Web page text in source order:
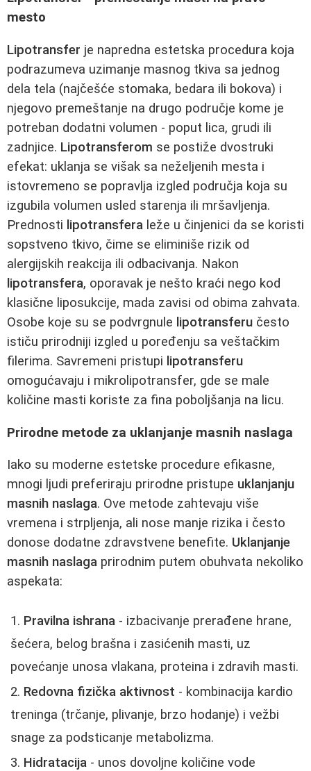
mesto
Lipotransfer je napredna estetska procedura koja
podrazumeva uzimanje masnog tkiva sa jednog
dela tela (najčešće stomaka, bedara ili bokova) i
njegovo premeštanje na drugo područje kome je
potreban dodatni volumen - poput lica, grudi ili
zadnjice. Lipotransferom se postiže dvostruki
efekat: uklanja se višak sa neželjenih mesta i
istovremeno se popravlja izgled područja koja su
izgubila volumen usled starenja ili mršavljenja.
Prednosti lipotransfera leže u činjenici da se koristi
sopstveno tkivo, čime se eliminiše rizik od
alergijskih reakcija ili odbacivanja. Nakon
lipotransfera, oporavak je nešto kraći nego kod
klasične liposukcije, mada zavisi od obima zahvata.
Osobe koje su se podvrgnule lipotransferu često
ističu prirodniji izgled u poređenju sa veštačkim
filerima. Savremeni pristupi lipotransferu
omogućavaju i mikrolipotransfer, gde se male
količine masti koriste za fina poboljšanja na licu.
Prirodne metode za uklanjanje masnih naslaga
Iako su moderne estetske procedure efikasne,
mnogi ljudi preferiraju prirodne pristupe uklanjanju
masnih naslaga. Ove metode zahtevaju više
vremena i strpljenja, ali nose manje rizika i često
donose dodatne zdravstvene benefite. Uklanjanje
masnih naslaga prirodnim putem obuhvata nekoliko
aspekata:
Pravilna ishrana - izbacivanje prerađene hrane,
šećera, belog brašna i zasićenih masti, uz
povećanje unosa vlakana, proteina i zdravih masti.
Redovna fizička aktivnost - kombinacija kardio
treninga (trčanje, plivanje, brzo hodanje) i vežbi
snage za podsticanje metabolizma.
Hidratacija - unos dovoljne količine vode